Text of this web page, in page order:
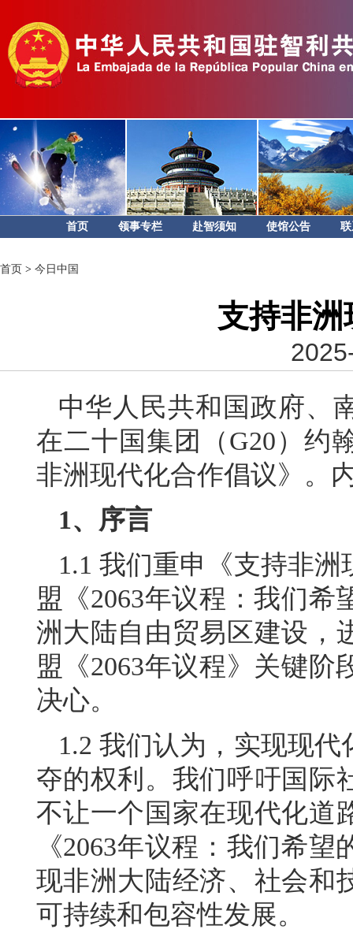
首页 领事专栏 赴智须知 使馆公告
首页 > 今日中国
支持非
中华人民共和国政府、
在二十国集团（G20）约
非洲现代化合作倡议》。
1、序言
1.1 我们重申《支持非
盟《2063年议程：我们
洲大陆自由贸易区建设，
盟《2063年议程》关键
决心。
1.2 我们认为，实现现
夺的权利。我们呼吁国际
不让一个国家在现代化道
《2063年议程：我们希
现非洲大陆经济、社会和
可持续和包容性发展。